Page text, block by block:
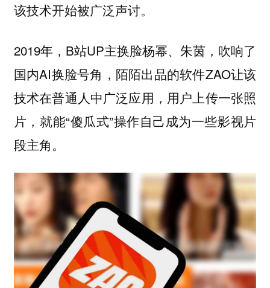
该技术开始被广泛声讨。
2019年，B站UP主换脸杨幂、朱茵，吹响了
国内AI换脸号角，陌陌出品的软件ZAO让该
技术在普通人中广泛应用，用户上传一张照
片，就能“傻瓜式”操作自己成为一些影视片
段主角。